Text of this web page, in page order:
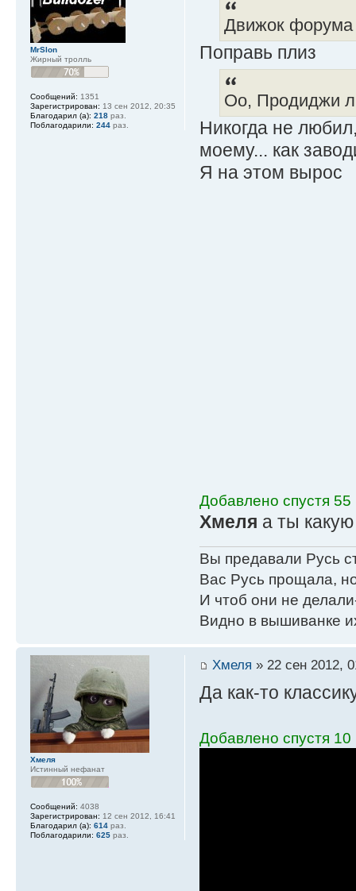
Движок форума
Поправь плиз
Оо, Продиджи
Никогда не
моему... как
Я на этом вырос
Добавлено спустя 55
Хмеля а ты
Вы предавали Русь
Вас Русь прощала,
И чтоб они не
Видно в вышиванке
MrSlon
Жирный тролль
Сообщений: 1351
Зарегистрирован: 13 сен 2012, 20:35
Благодарил (а): 218 раз.
Поблагодарили: 244 раз.
Хмеля » 22 сен 2012,
Да как-то
Добавлено спустя 10
Хмеля
Истинный нефанат
Сообщений: 4038
Зарегистрирован: 12 сен 2012, 16:41
Благодарил (а): 614 раз.
Поблагодарили: 625 раз.